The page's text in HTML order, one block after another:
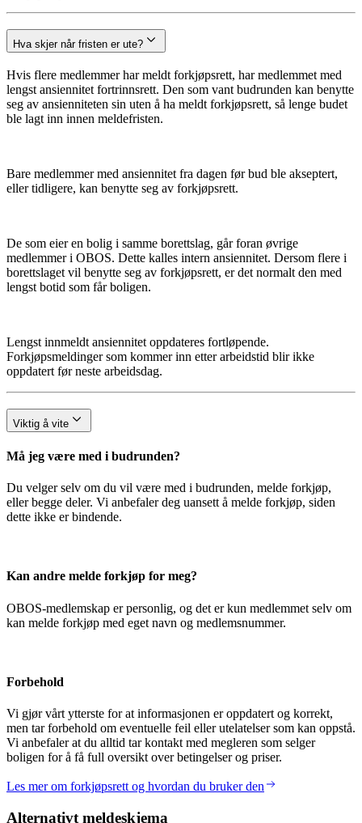
Hva skjer når fristen er ute?
Hvis flere medlemmer har meldt forkjøpsrett, har medlemmet med
lengst ansiennitet fortrinnsrett. Den som vant budrunden kan benytte
seg av ansienniteten sin uten å ha meldt forkjøpsrett, så lenge budet
ble lagt inn innen meldefristen.
Bare medlemmer med ansiennitet fra dagen før bud ble akseptert,
eller tidligere, kan benytte seg av forkjøpsrett.
De som eier en bolig i samme borettslag, går foran øvrige
medlemmer i OBOS. Dette kalles intern ansiennitet. Dersom flere i
borettslaget vil benytte seg av forkjøpsrett, er det normalt den med
lengst botid som får boligen.
Lengst innmeldt ansiennitet oppdateres fortløpende.
Forkjøpsmeldinger som kommer inn etter arbeidstid blir ikke
oppdatert før neste arbeidsdag.
Viktig å vite
Må jeg være med i budrunden?
Du velger selv om du vil være med i budrunden, melde forkjøp,
eller begge deler. Vi anbefaler deg uansett å melde forkjøp, siden
dette ikke er bindende.
Kan andre melde forkjøp for meg?
OBOS-medlemskap er personlig, og det er kun medlemmet selv om
kan melde forkjøp med eget navn og medlemsnummer.
Forbehold
Vi gjør vårt ytterste for at informasjonen er oppdatert og korrekt,
men tar forbehold om eventuelle feil eller utelatelser som kan oppstå.
Vi anbefaler at du alltid tar kontakt med megleren som selger
boligen for å få full oversikt over betingelser og priser.
Les mer om forkjøpsrett og hvordan du bruker den
Alternativt meldeskjema